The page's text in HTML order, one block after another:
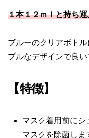
１本１２ｍｌと持ち
ブルーのクリアボト
プルなデザインで良い
【特徴】
マスク着用前にシ
マスクを除菌しま